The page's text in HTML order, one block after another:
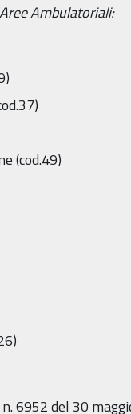
Ambulatoriali:
(cod.49)
6952 del 30